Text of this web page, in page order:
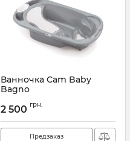
Ванночка Cam Baby
Bagno
2 500 грн.
Предзаказ